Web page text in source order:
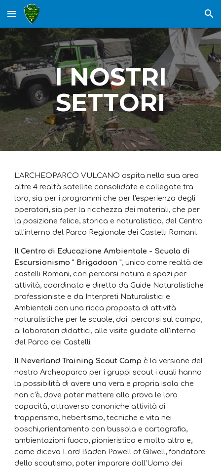
Skip to main content Skip to navigation
I NOSTRI
SETTORI
L'ARCHEOPARCO VULCANO ospita nella sua area
altre 4 realtà satellite consolidate e collegate tra
loro, sia per i programmi che per l'esperienza degli
operatori, sia per la ricchezza dei materiali, che per
la posizione felice, storica e naturalistica, del Centro
all'interno del Parco Regionale dei Castelli Romani.
Il Centro di Educazione Ambientale - Scuola di
Escursionismo " Brigadoon ",unico come realtà dei
castelli Romani, con percorsi natura e spazi per
attività, coordinato e diretto da Guide Naturalistiche
professioniste e da Interpreti Naturalistici e
Ambientali con una ricca proposta di attività
naturalistiche per le scuole, dai percorsi sul campo,
ai laboratori didattici, alle visite guidate all'interno
del Parco dei Castelli.
Il Neverland Training Scout Camp è la versione del
nostro Archeoparco per i gruppi scout i quali hanno
la possibilità di avere una vera e propria isola che
non c'è, dove poter mettere alla prova le loro
capacità, attraverso canoniche attività di
trapperismo, hebertismo, tecniche e vita nei
boschi,orientamento con bussola e cartografia,
ambientazioni fuoco, pionieristica e molto altro e,
come diceva Lord Baden Powell of Gilwell, fondatore
dello scoutismo, poter imparare dall'Uomo dei